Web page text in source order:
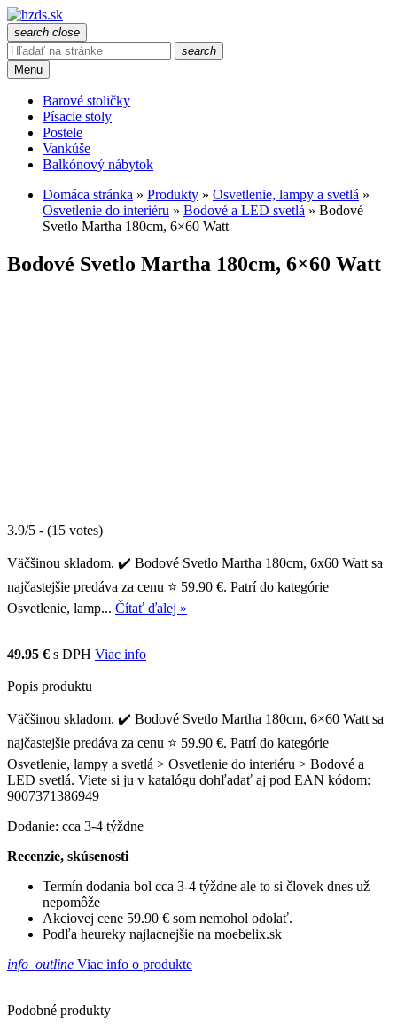
search close
search
Menu
Barové stoličky
Písacie stoly
Postele
Vankúše
Balkónový nábytok
Domáca stránka » Produkty » Osvetlenie, lampy a svetlá »
Osvetlenie do interiéru » Bodové a LED svetlá » Bodové
Svetlo Martha 180cm, 6×60 Watt
Bodové Svetlo Martha 180cm, 6×60 Watt
3.9/5 - (15 votes)
Väčšinou skladom. ✔️ Bodové Svetlo Martha 180cm, 6x60 Watt sa
najčastejšie predáva za cenu ⭐ 59.90 €. Patrí do kategórie
Osvetlenie, lamp... Čítať ďalej »
49.95 € s DPH Viac info
Popis produktu
Väčšinou skladom. ✔️ Bodové Svetlo Martha 180cm, 6×60 Watt sa
najčastejšie predáva za cenu ⭐ 59.90 €. Patrí do kategórie
Osvetlenie, lampy a svetlá > Osvetlenie do interiéru > Bodové a
LED svetlá. Viete si ju v katalógu dohľadať aj pod EAN kódom:
9007371386949
Dodanie: cca 3-4 týždne
Recenzie, skúsenosti
Termín dodania bol cca 3-4 týždne ale to si človek dnes už
nepomôže
Akciovej cene 59.90 € som nemohol odolať.
Podľa heureky najlacnejšie na moebelix.sk
info_outline Viac info o produkte
Podobné produkty